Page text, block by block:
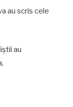
au scris cele
au